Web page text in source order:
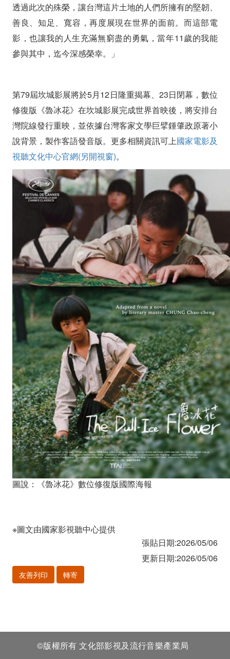
透過此次的殊榮，讓台灣這片土地的人們所擁有的堅韌、
善良、知足、寬容，再度展現在世界的面前。而這部電
影，也讓我的人生充滿無窮盡的勇氣，當年11歲的我能
參與其中，迄今深感榮幸。」
第79屆坎城影展將於5月12日隆重揭幕、23日閉幕，數位
修復版《魯冰花》在坎城影展完成世界首映後，將安排台
灣院線發行重映，並依據台灣客家文學巨擘鍾肇政原著小
說背景，製作客語發音版。更多相關資訊可上國家電影及
視聽文化中心官網(另開視窗)。
圖說：《魯冰花》數位修復版國際海報
※圖文由國家影視聽中心提供
張貼日期:2026/05/06
更新日期:2026/05/06
友善列印 轉寄
©版權所有 文化部影視及流行音樂產業局